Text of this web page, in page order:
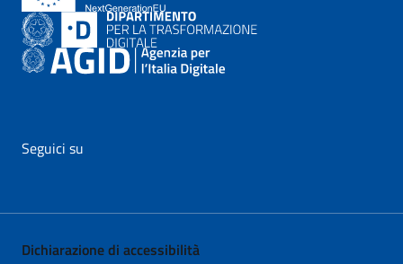
Seguici su
Dichiarazione di accessibilità